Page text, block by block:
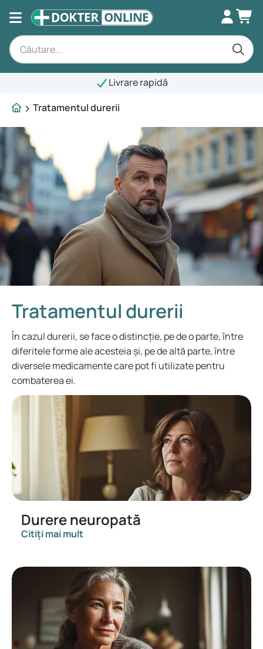
Livrare rapidă
Tratamentul durerii
Tratamentul durerii
În cazul durerii, se face o distincție, pe de o parte, între
diferitele forme ale acesteia și, pe de altă parte, între
diversele medicamente care pot fi utilizate pentru
combaterea ei.
Durere neuropată
Citiți mai mult